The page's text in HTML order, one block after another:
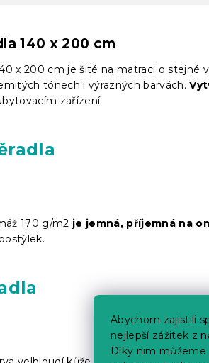
Abychom zajistili
nejlepší zážitek z
Díky nim můžeme
140 x 200 cm
x 200 cm je šité na matraci o stejné
tónech i výrazných barvách.
zařízení.
170 g/m2 je jemná, příjemná na